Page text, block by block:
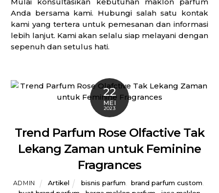
Mulai konsultasikan kebutuhan maklon parfum
Anda bersama kami. Hubungi salah satu kontak
kami yang tertera untuk pemesanan dan informasi
lebih lanjut. Kami akan selalu siap melayani dengan
sepenuh dan setulus hati.
22
MEI
2023
Trend Parfum Rose Olfactive Tak
Lekang Zaman untuk Feminine
Fragrances
ADMIN Artikel bisnis parfum brand parfum custom